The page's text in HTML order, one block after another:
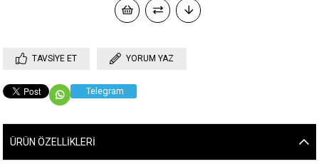
TAVSIYE ET YORUM YAZ
Telegram
ÜRÜN ÖZELLIKLERI